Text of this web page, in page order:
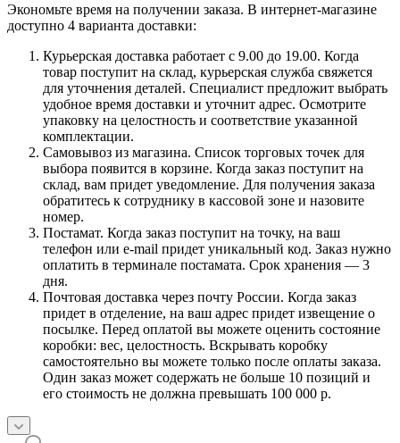
Экономьте время на получении заказа. В интернет-магазине
доступно 4 варианта доставки:
Курьерская доставка работает с 9.00 до 19.00. Когда
товар поступит на склад, курьерская служба свяжется
для уточнения деталей. Специалист предложит выбрать
удобное время доставки и уточнит адрес. Осмотрите
упаковку на целостность и соответствие указанной
комплектации.
Самовывоз из магазина. Список торговых точек для
выбора появится в корзине. Когда заказ поступит на
склад, вам придет уведомление. Для получения заказа
обратитесь к сотруднику в кассовой зоне и назовите
номер.
Постамат. Когда заказ поступит на точку, на ваш
телефон или e-mail придет уникальный код. Заказ нужно
оплатить в терминале постамата. Срок хранения — 3
дня.
Почтовая доставка через почту России. Когда заказ
придет в отделение, на ваш адрес придет извещение о
посылке. Перед оплатой вы можете оценить состояние
коробки: вес, целостность. Вскрывать коробку
самостоятельно вы можете только после оплаты заказа.
Один заказ может содержать не больше 10 позиций и
его стоимость не должна превышать 100 000 р.